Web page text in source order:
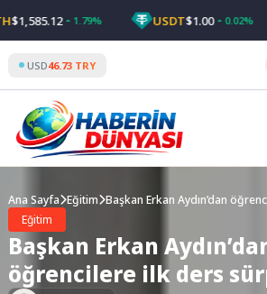
to
content
1.79% USDT$1.00 0.02%
USD46.73 TRY
Ana Sayfa Eğitim Başkan Erkan Aydın’dan
Eğitim
Başkan Erkan
öğrencilere ilk ders